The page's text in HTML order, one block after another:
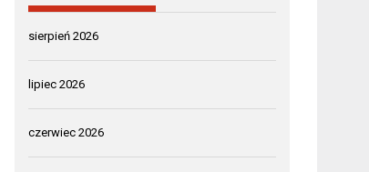
sierpień 2026
lipiec 2026
czerwiec 2026